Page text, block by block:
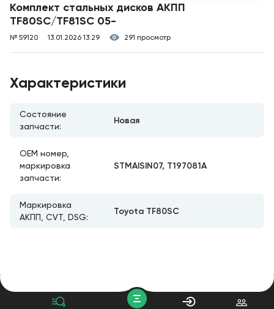
Комплект стальных дисков АКПП
TF80SC/TF81SC 05-
№ 59120 13.01.2026 13:29 291 просмотр
Характеристики
Состояние
запчасти:
Новая
ОЕМ номер,
маркировка
запчасти:
STMAISIN07, T197081A
Маркировка
АКПП, CVT, DSG:
Toyota TF80SC